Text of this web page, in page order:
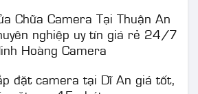
Chữa Camera Tại Thuận An
nghiệp uy tín giá rẻ 24/7
Hoàng Camera
đặt camera tại Dĩ An giá tốt,